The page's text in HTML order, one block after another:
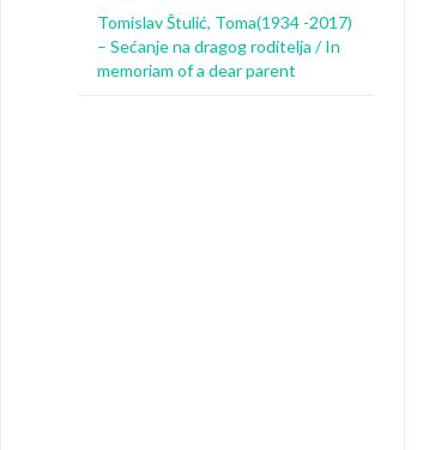
Tomislav Štulić, Toma(1934 -2017)
– Sećanje na dragog roditelja / In
memoriam of a dear parent